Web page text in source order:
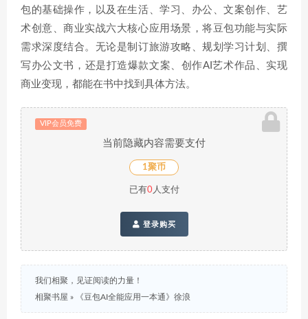
包的基础操作，以及在生活、学习、办公、文案创作、艺
术创意、商业实战六大核心应用场景，将豆包功能与实际
需求深度结合。无论是制订旅游攻略、规划学习计划、撰
写办公文书，还是打造爆款文案、创作AI艺术作品、实现
商业变现，都能在书中找到具体方法。
VIP会员免费
当前隐藏内容需要支付
1聚币
已有0人支付
登录购买
我们相聚，见证阅读的力量！
相聚书屋 » 《豆包AI全能应用一本通》徐浪